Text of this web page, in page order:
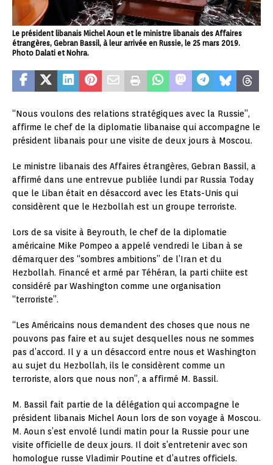
Le président libanais Michel Aoun et le ministre libanais des Affaires
étrangères, Gebran Bassil, à leur arrivée en Russie, le 25 mars 2019.
Photo Dalati et Nohra.
“Nous voulons des relations stratégiques avec la Russie”,
affirme le chef de la diplomatie libanaise qui accompagne le
président libanais pour une visite de deux jours à Moscou.
Le ministre libanais des Affaires étrangères, Gebran Bassil, a
affirmé dans une entrevue publiée lundi par Russia Today
que le Liban était en désaccord avec les Etats-Unis qui
considèrent que le Hezbollah est un groupe terroriste.
Lors de sa visite à Beyrouth, le chef de la diplomatie
américaine Mike Pompeo a appelé vendredi le Liban à se
démarquer des “sombres ambitions” de l’Iran et du
Hezbollah. Financé et armé par Téhéran, la parti chiite est
considéré par Washington comme une organisation
“terroriste”.
“Les Américains nous demandent des choses que nous ne
pouvons pas faire et au sujet desquelles nous ne sommes
pas d’accord. Il y a un désaccord entre nous et Washington
au sujet du Hezbollah, ils le considèrent comme un
terroriste, alors que nous non”, a affirmé M. Bassil.
M. Bassil fait partie de la délégation qui accompagne le
président libanais Michel Aoun lors de son voyage à Moscou.
M. Aoun s’est envolé lundi matin pour la Russie pour une
visite officielle de deux jours. Il doit s’entretenir avec son
homologue russe Vladimir Poutine et d’autres officiels.